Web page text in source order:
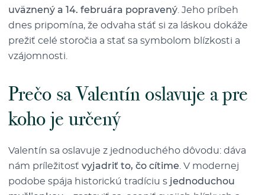
uväznený a 14. februára popravený . Jeho príbeh
dnes pripomína, že odvaha stáť si za láskou dokáže
prežiť celé storočia a stať sa symbolom blízkosti a
vzájomnosti.
Prečo sa Valentín oslavuje a pre
koho je určený
Valentín sa oslavuje z jednoduchého dôvodu: dáva
nám príležitosť vyjadriť to, čo cítime . V modernej
podobe spája historickú tradíciu s jednoduchou